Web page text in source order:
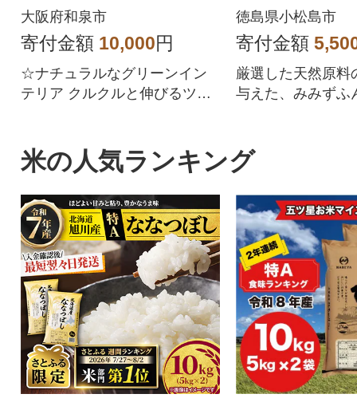
大阪府和泉市
寄付金額 10,000円
☆ナチュラルなグリーンイン
テリア クルクルと伸びるツル
徳島県小松島市
寄付金額
厳選した天然原料
与えた、みみずふ
米の人気ランキング